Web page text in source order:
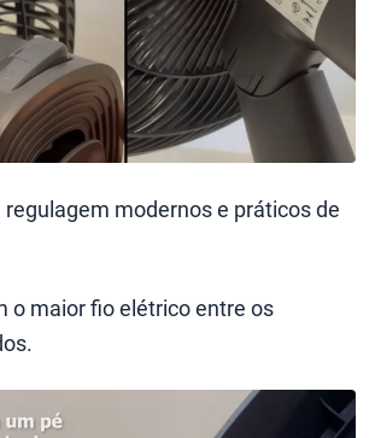
regulagem modernos e práticos de
o maior fio elétrico entre os